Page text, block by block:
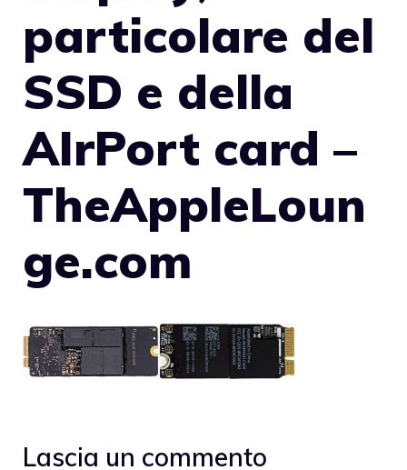
particolare del
SSD e della
AIrPort card –
TheAppleLoun
ge.com
Lascia un commento